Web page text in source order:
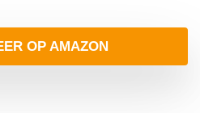
OP AMAZON